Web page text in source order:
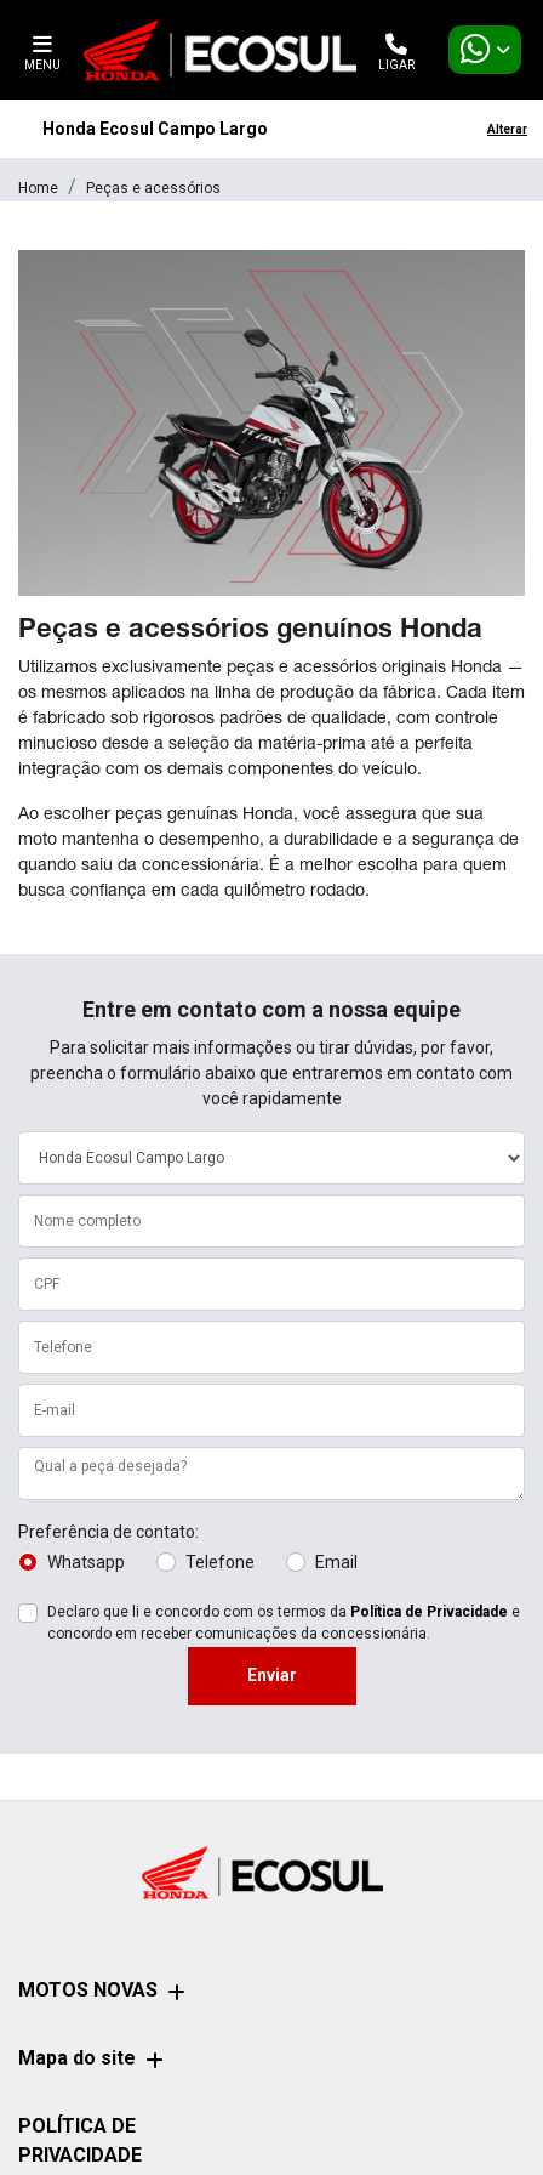
MENU LIGAR
Honda Ecosul Campo Largo Alterar
Home Peças e acessórios
Peças e acessórios genuínos Honda
Utilizamos exclusivamente peças e acessórios originais Honda —
os mesmos aplicados na linha de produção da fábrica. Cada item
é fabricado sob rigorosos padrões de qualidade, com controle
minucioso desde a seleção da matéria-prima até a perfeita
integração com os demais componentes do veículo.
Ao escolher peças genuínas Honda, você assegura que sua
moto mantenha o desempenho, a durabilidade e a segurança de
quando saiu da concessionária. É a melhor escolha para quem
busca confiança em cada quilômetro rodado.
Entre em contato com a nossa equipe
Para solicitar mais informações ou tirar dúvidas, por favor,
preencha o formulário abaixo que entraremos em contato com
você rapidamente
Preferência de contato:
Whatsapp
Telefone Email
Declaro que li e concordo com os termos da Política de Privacidade e
concordo em receber comunicações da concessionária.
Enviar
MOTOS NOVAS
Mapa do site
POLÍTICA DE
PRIVACIDADE